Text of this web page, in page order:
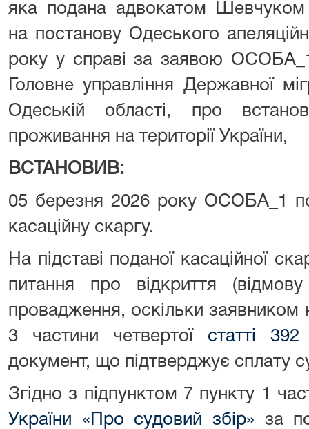
яка подана адвокатом
на постанову Одеського
року у справі за заявою
Головне управління Державної
Одеській області, про
проживання на території України,
ВСТАНОВИВ:
05 березня 2026 року ОСОБА_1
касаційну скаргу.
На підставі поданої касаційної
питання про відкриття (відмову
провадження, оскільки
3 частини четвертої статті
документ, що підтверджує сплату
Згідно з підпунктом 7 пункту 1
України «Про судовий збір» за